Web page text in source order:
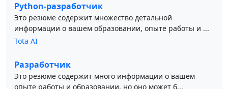
Python-разработчик
Это резюме содержит множество детальной
информации о вашем образовании, опыте работы и ...
Tota AI
Разработчик
Это резюме содержит много информации о вашем
опыте работы и образовании, но оно может б...